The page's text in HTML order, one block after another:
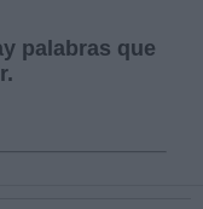
palabras que